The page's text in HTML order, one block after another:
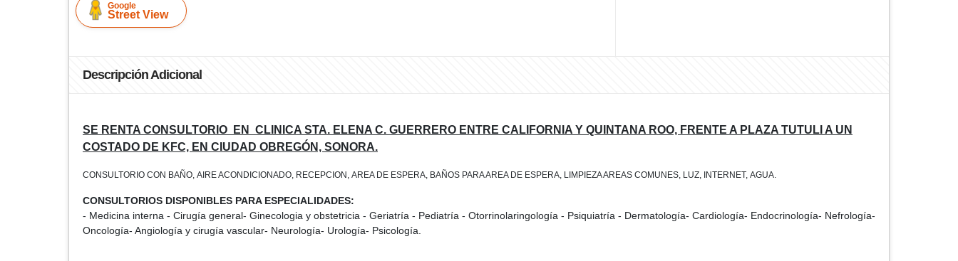
Google
Street View
Descripción Adicional
SE RENTA CONSULTORIO EN CLINICA STA. ELENA C. GUERRERO ENTRE CALIFORNIA Y QUINTANA ROO, FRENTE A PLAZA TUTULI A UN
COSTADO DE KFC, EN CIUDAD OBREGÓN, SONORA.
CONSULTORIO CON BAÑO, AIRE ACONDICIONADO, RECEPCION, AREA DE ESPERA, BAÑOS PARA AREA DE ESPERA, LIMPIEZA AREAS COMUNES, LUZ, INTERNET, AGUA.
CONSULTORIOS DISPONIBLES PARA ESPECIALIDADES:
- Medicina interna - Cirugía general- Ginecologia y obstetricia - Geriatría - Pediatría - Otorrinolaringología - Psiquiatría - Dermatología- Cardiología- Endocrinología- Nefrología-
Oncología- Angiología y cirugía vascular- Neurología- Urología- Psicología.